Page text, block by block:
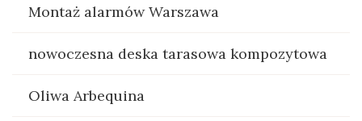
Montaż alarmów Warszawa
nowoczesna deska tarasowa kompozytowa
Oliwa Arbequina